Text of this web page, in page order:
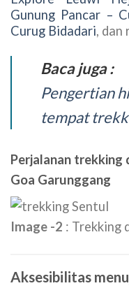
Gunung Pancar –
Curug Bidadari, dan
Baca juga :
Pengertian
tempat
Perjalanan trekking
Goa Garunggang
Image -2 : Trekking
Aksesibilitas